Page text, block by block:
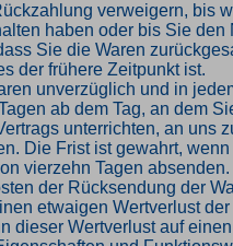
verweigern, bis
haben oder bis Sie den
Sie die Waren
der frühere Zeitpunkt ist.
unverzüglich und in
ab dem Tag, an dem
unterrichten, an uns
Die Frist ist gewahrt,
vierzehn Tagen
der Rücksendung der
etwaigen Wertverlust
dieser Wertverlust auf